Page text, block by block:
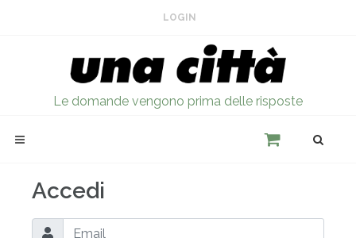
LOGIN
Le domande vengono prima delle risposte
Accedi